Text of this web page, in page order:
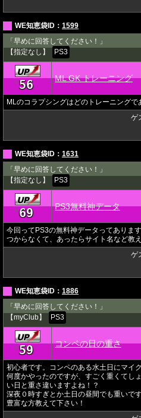
WE知恵袋ID： 1599
「早めに回答してください！」
【指定なし】
PS3
★56 ML GK トレーニング
MLのコラプシングはどのトレーニングで
ゲ
WE知恵袋ID： 1631
「早めに回答してください！」
【指定なし】
PS3
★69 PS3無料神データ
今回ってPS3の無料神データってありま
つからなくて、あったらサイト名など教
ゲ
WE知恵袋ID： 1886
「早めに回答してください！」
【myClub】
PS3
★59 コンペの日の重さ
初心者です。コンペのある水土日にマイ
何度かやったのですが、すごく重くてし
い日と重さ違いますよね！？
深夜０時すぎとか土日の昼間でも重いで
豊富な方教えて下さい！